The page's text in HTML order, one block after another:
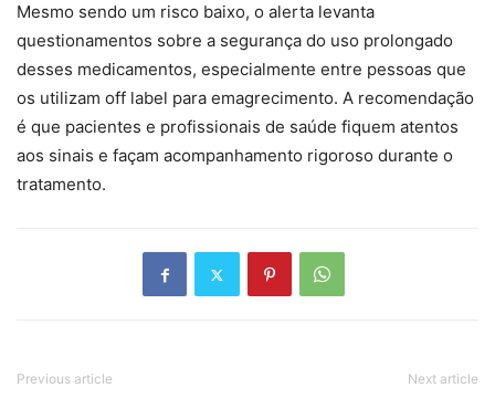
Mesmo sendo um risco baixo, o alerta levanta
questionamentos sobre a segurança do uso prolongado
desses medicamentos, especialmente entre pessoas que
os utilizam off label para emagrecimento. A recomendação
é que pacientes e profissionais de saúde fiquem atentos
aos sinais e façam acompanhamento rigoroso durante o
tratamento.
Previous article Next article